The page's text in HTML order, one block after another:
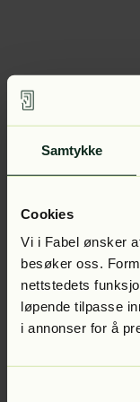
Samtykke
Cookies
Vi i Fabel ønsker
besøker oss.
nettstedets
løpende tilpasse
i annonser for å